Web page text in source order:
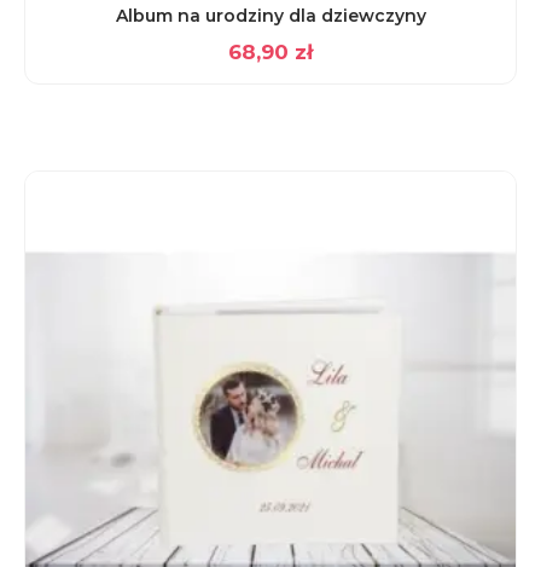
Album na urodziny dla dziewczyny
68,90 zł